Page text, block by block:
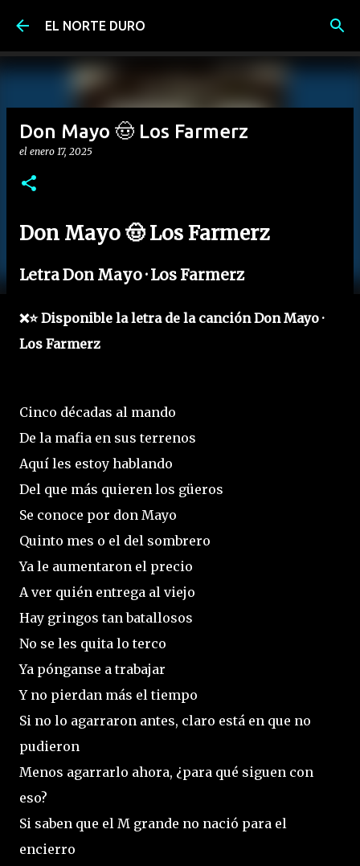
Ir al contenido principal
EL NORTE DURO
Don Mayo 🤠 Los Farmerz
el enero 17, 2025
Don Mayo 🤠 Los Farmerz
Letra Don Mayo · Los Farmerz
❌⭐ Disponible la letra de la canción Don Mayo ·
Los Farmerz
Cinco décadas al mando
De la mafia en sus terrenos
Aquí les estoy hablando
Del que más quieren los güeros
Se conoce por don Mayo
Quinto mes o el del sombrero
Ya le aumentaron el precio
A ver quién entrega al viejo
Hay gringos tan batallosos
No se les quita lo terco
Ya pónganse a trabajar
Y no pierdan más el tiempo
Si no lo agarraron antes, claro está en que no
pudieron
Menos agarrarlo ahora, ¿para qué siguen con
eso?
Si saben que el M grande no nació para el
encierro